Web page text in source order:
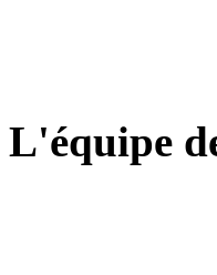
L'équipe